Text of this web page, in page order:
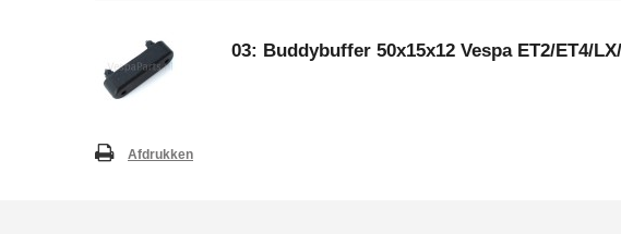
03: Buddybuffer 50x15x12 Vespa ET2/ET4/
Afdrukken